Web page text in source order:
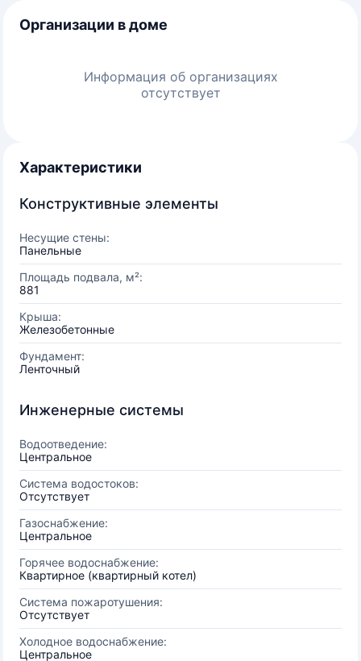
Организации в доме
Информация об организациях
отсутствует
Характеристики
Конструктивные элементы
Несущие стены:
Панельные
Площадь подвала, м²:
881
Крыша:
Железобетонные
Фундамент:
Ленточный
Инженерные системы
Водоотведение:
Центральное
Система водостоков:
Отсутствует
Газоснабжение:
Центральное
Горячее водоснабжение:
Квартирное (квартирный котел)
Система пожаротушения:
Отсутствует
Холодное водоснабжение:
Центральное